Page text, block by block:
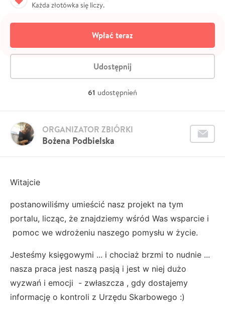
Każda złotówka się liczy.
Wpłać teraz
Udostępnij
61 udostępnień
Bożena Podbielska
ORGANIZATOR ZBIÓRKI
Witajcie
postanowiliśmy umieścić nasz projekt na tym
portalu, licząc, że znajdziemy wśród Was wsparcie i
pomoc we wdrożeniu naszego pomysłu w życie.
Jesteśmy księgowymi ... i chociaż brzmi to nudnie ...
nasza praca jest naszą pasją i jest w niej dużo
wyzwań i emocji - zwłaszcza , gdy dostajemy
informację o kontroli z Urzędu Skarbowego :)